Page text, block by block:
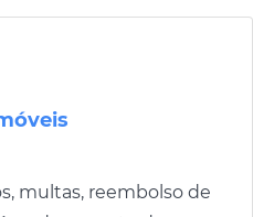
multas, reembolso de